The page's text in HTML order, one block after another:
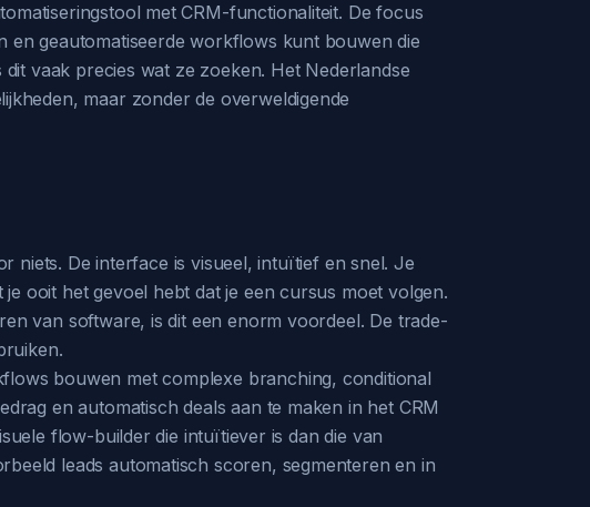
met CRM-functionaliteit. De focus
en geautomatiseerde workflows kunt bouwen die
vaak precies wat ze zoeken. Het Nederlandse
maar zonder de overweldigende
niets. De interface is visueel, intuïtief en snel. Je
ooit het gevoel hebt dat je een cursus moet volgen.
van software, is dit een enorm voordeel. De trade-
bouwen met complexe branching, conditional
en automatisch deals aan te maken in het CRM
flow-builder die intuïtiever is dan die van
leads automatisch scoren, segmenteren en in